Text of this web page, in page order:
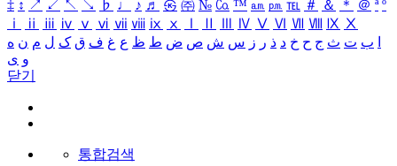
‡ ↕ ↗ ↙ ↖ ↘ ♭ ♩ ♪ ♬ ㉿ ㈜ № ㏇ ™ ㏂ ㏘ ℡ ＃ ＆ ＊ ＠ ª º
ⅰ
ⅱ ⅲ ⅳ ⅴ ⅵ ⅶ ⅷ ⅸ ⅹ Ⅳ Ⅴ Ⅵ Ⅶ Ⅷ Ⅸ Ⅹ
ب ت ث ج ح خ د ذ ر ز س ش ص ض ط ظ ع غ ف ق ک ل م ن ه
و ی
닫기
통합검색